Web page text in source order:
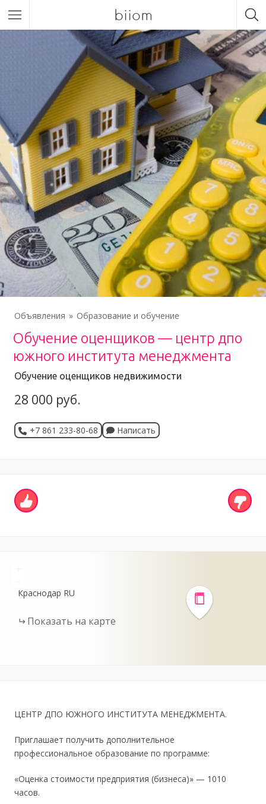
biiom
Объявления Образование и обучение
Обучение оценщиков — центр дпо
южного института менеджмента
Обучение оценщиков недвижимости
28 000 руб.
+7 861 233-80-68 Написать
Краснодар RU
Показать на карте
ЦЕНТР ДПО ЮЖНОГО ИНСТИТУТА МЕНЕДЖМЕНТА.
Приглашает получить дополнительное
профессиональное образование по программе:
«Оценка стоимости предприятия (бизнеса)» — 1010
часов.